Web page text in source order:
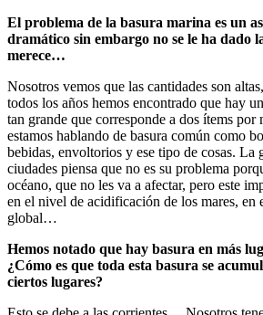
El problema de la basura marina es un
dramático sin embargo no se le ha dado
merece…
Nosotros vemos que las cantidades son
todos los años hemos encontrado que hay
tan grande que corresponde a dos ítems por
estamos hablando de basura común como
bebidas, envoltorios y ese tipo de cosas. La
ciudades piensa que no es su problema
océano, que no les va a afectar, pero este
en el nivel de acidificación de los mares, en
global…
Hemos notado que hay basura en más
¿Cómo es que toda esta basura se
ciertos lugares?